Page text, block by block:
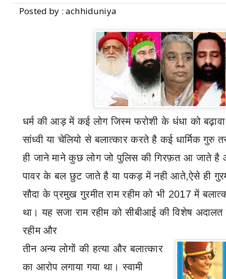
Posted by : achhiduniya
धर्म की आड़ में कई लोग जिस्म फरोशी के धंधा को
सांध्वीयाचेलियो सेबलात्कार करते है कई धार्मिक गुरु
ही जाने मानेकुछलोग जोपुलिसकी गिरफ़त आजाते है
पावर के बलछुटजाते है या पकड़ में नही आते,ऐसे ही
सौदा के प्रमुख गुरमीत राम रहीम को भी 2017 में
था। यह सजा राम रहीम को सीबीआई की विशेष
रहीम और
तीन अन्य लोगों की हत्या और बलात्कार
का आरोप लगाया गया था। स्वामी